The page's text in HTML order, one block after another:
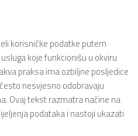
korisničke podatke putem
koje funkcionišu u okviru
praksa ima ozbiljne posljedice
nesvjesno odobravaju
Ovaj tekst razmatra načine na
podataka i nastoji ukazati